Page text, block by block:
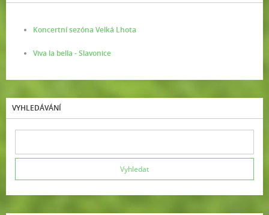
Koncertní sezóna Velká Lhota
Viva la bella - Slavonice
VYHLEDÁVÁNÍ